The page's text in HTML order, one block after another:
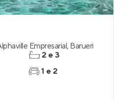
Empresarial, Barueri
2 e 3
1 e 2